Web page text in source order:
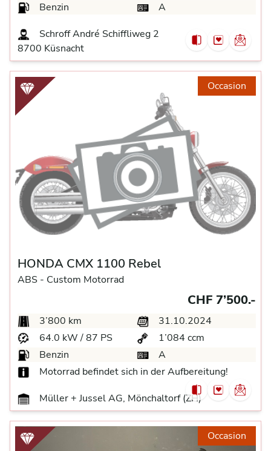
Benzin
A
Schroff André Schiffliweg 2
8700 Küsnacht
Occasion
HONDA CMX 1100 Rebel
ABS - Custom Motorrad
CHF 7’500.-
3’800 km
31.10.2024
64.0 kW / 87 PS
1’084 ccm
Benzin
A
Motorrad befindet sich in der Aufbereitung!
Müller + Jussel AG, Mönchaltorf (ZH)
Occasion